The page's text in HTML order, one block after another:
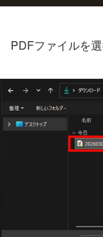
PDFファイルを